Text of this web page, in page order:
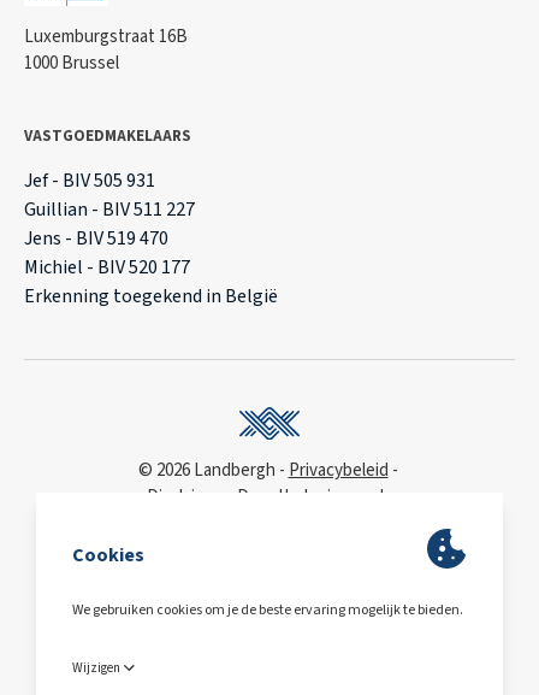
Luxemburgstraat 16B
1000 Brussel
VASTGOEDMAKELAARS
Jef - BIV 505 931
Guillian - BIV 511 227
Jens - BIV 519 470
Michiel - BIV 520 177
Erkenning toegekend in België
© 2026 Landbergh
Privacybeleid
Disclaimer
Deonthologie van de
toegankelijkheidsverklaring
BE0563.607.810